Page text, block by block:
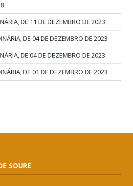
DE 11 DE DEZEMBRO DE 2023
DE 04 DE DEZEMBRO DE 2023
DE 04 DE DEZEMBRO DE 2023
DE 01 DE DEZEMBRO DE 2023
SOURE